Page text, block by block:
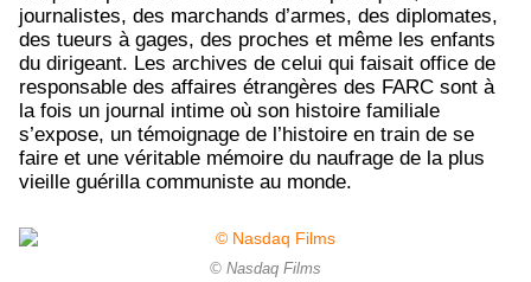
journalistes, des marchands d’armes, des diplomates,
des tueurs à gages, des proches et même les enfants
du dirigeant. Les archives de celui qui faisait office de
responsable des affaires étrangères des FARC sont à
la fois un journal intime où son histoire familiale
s’expose, un témoignage de l’histoire en train de se
faire et une véritable mémoire du naufrage de la plus
vieille guérilla communiste au monde.
© Nasdaq Films